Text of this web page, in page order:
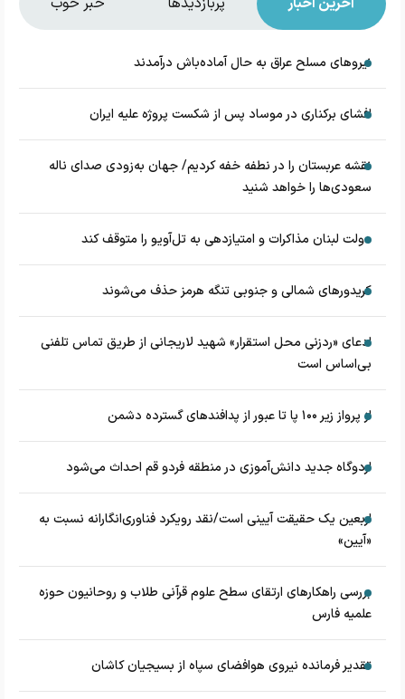
نیروهای مسلح عراق به حال آماده‌باش درآمدند
افشای برکناری در موساد پس از شکست پروژه علیه ایران
نقشه عربستان را در نطفه خفه کردیم/ جهان به‌زودی صدای ناله
سعودی‌ها را خواهد شنید
دولت لبنان مذاکرات و امتیازدهی به تل‌آویو را متوقف کند
کریدورهای شمالی و جنوبی تنگه هرمز حذف می‌شوند
ادعای «ردزنی محل استقرار» شهید لاریجانی از طریق تماس تلفنی
بی‌اساس است
از پرواز زیر ۱۰۰ پا تا عبور از پدافند‌های گسترده دشمن
اردوگاه جدید دانش‌آموزی در منطقه فردو قم احداث می‌شود
اربعین یک حقیقت آیینی است/نقد رویکرد فناوری‌انگارانه نسبت به
«آیین»
بررسی راهکارهای ارتقای سطح علوم قرآنی طلاب و روحانیون حوزه
علمیه فارس
تقدیر فرمانده نیروی هوافضای سپاه از بسیجیان کاشان